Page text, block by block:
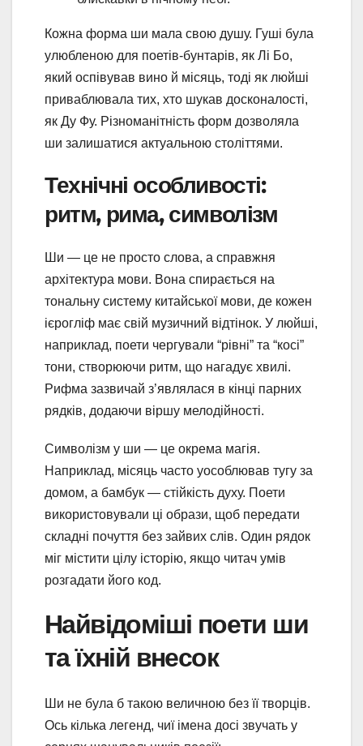
Кожна форма ши мала свою душу. Гуші була
улюбленою для поетів-бунтарів, як Лі Бо,
який оспівував вино й місяць, тоді як люйші
приваблювала тих, хто шукав досконалості,
як Ду Фу. Різноманітність форм дозволяла
ши залишатися актуальною століттями.
Технічні особливості:
ритм, рима, символізм
Ши — це не просто слова, а справжня
архітектура мови. Вона спирається на
тональну систему китайської мови, де кожен
ієрогліф має свій музичний відтінок. У люйші,
наприклад, поети чергували “рівні” та “косі”
тони, створюючи ритм, що нагадує хвилі.
Рифма зазвичай з’являлася в кінці парних
рядків, додаючи віршу мелодійності.
Символізм у ши — це окрема магія.
Наприклад, місяць часто уособлював тугу за
домом, а бамбук — стійкість духу. Поети
використовували ці образи, щоб передати
складні почуття без зайвих слів. Один рядок
міг містити цілу історію, якщо читач умів
розгадати його код.
Найвідоміші поети ши
та їхній внесок
Ши не була б такою величною без її творців.
Ось кілька легенд, чиї імена досі звучать у